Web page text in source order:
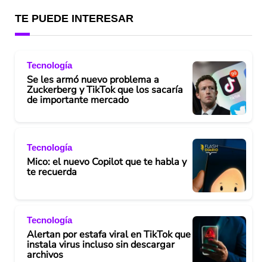
TE PUEDE INTERESAR
Tecnología
Se les armó nuevo problema a
Zuckerberg y TikTok que los sacaría
de importante mercado
Tecnología
Mico: el nuevo Copilot que te habla y
te recuerda
Tecnología
Alertan por estafa viral en TikTok que
instala virus incluso sin descargar
archivos